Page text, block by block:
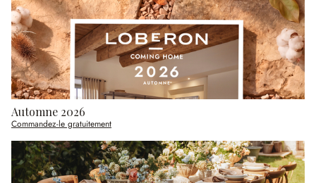
Automne 2026
Commandez-le gratuitement